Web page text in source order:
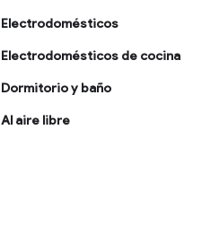
Electrodomésticos
Electrodomésticos de cocina
Dormitorio y baño
Al aire libre